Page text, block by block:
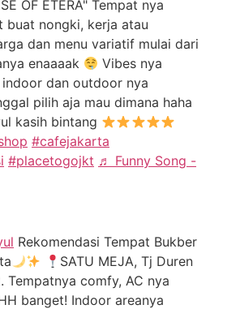
OF ETERA" Tempat nya
buat nongki, kerja atau
dan menu variatif mulai dari
enaaaak
Vibes nya
indoor dan outdoor nya
pilih aja mau dimana haha
kasih bintang
#cafejakarta
#placetogojkt ♬ Funny Song -
Rekomendasi Tempat Bukber
SATU MEJA, Tj Duren
Tempatnya comfy, AC nya
banget! Indoor areanya